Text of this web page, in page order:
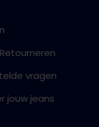
vragen
jouw jeans